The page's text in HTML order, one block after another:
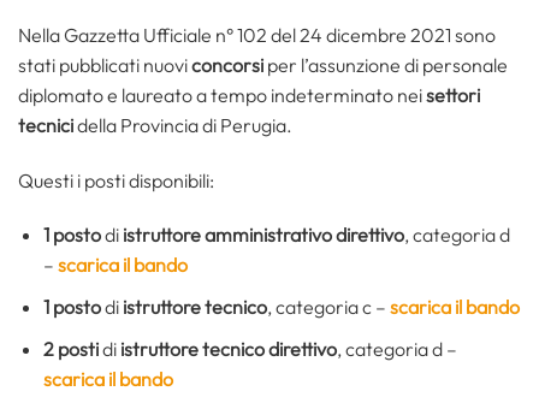
Nella Gazzetta Ufficiale n° 102 del 24 dicembre 2021 sono
stati pubblicati nuoviconcorsi per l’assunzione di personale
diplomato e laureato a tempo indeterminato neisettori
tecnicidella Provincia di Perugia.
Questi i posti disponibili:
1 postodiistruttore amministrativo direttivo, categoria d
– scarica il bando
1 postodi istruttore tecnico, categoria c – scarica il bando
2 postidi istruttore tecnico direttivo, categoria d –
scarica il bando